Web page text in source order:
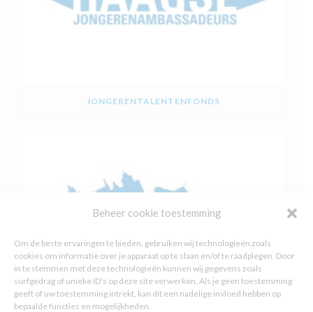
Beheer cookie toestemming
Om de beste ervaringen te bieden, gebruiken wij technologieën zoals
cookies om informatie over je apparaat op te slaan en/of te raadplegen. Door
in te stemmen met deze technologieën kunnen wij gegevens zoals
surfgedrag of unieke ID's op deze site verwerken. Als je geen toestemming
geeft of uw toestemming intrekt, kan dit een nadelige invloed hebben op
bepaalde functies en mogelijkheden.
JONGERENTALENTENFONDS